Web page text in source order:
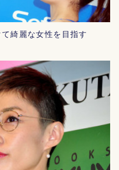
綺麗な女性を目指す